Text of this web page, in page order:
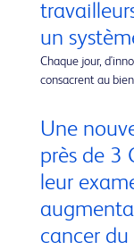
un
Chaque jour,
consacrent au
Une
près de 3
leur
cancer